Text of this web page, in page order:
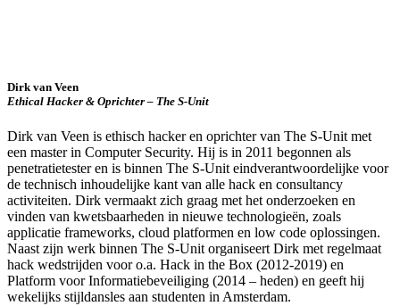
Dirk van Veen
Ethical Hacker & Oprichter – The S-Unit
Dirk van Veen is ethisch hacker en oprichter van The S-Unit met
een master in Computer Security. Hij is in 2011 begonnen als
penetratietester en is binnen The S-Unit eindverantwoordelijke voor
de technisch inhoudelijke kant van alle hack en consultancy
activiteiten. Dirk vermaakt zich graag met het onderzoeken en
vinden van kwetsbaarheden in nieuwe technologieën, zoals
applicatie frameworks, cloud platformen en low code oplossingen.
Naast zijn werk binnen The S-Unit organiseert Dirk met regelmaat
hack wedstrijden voor o.a. Hack in the Box (2012-2019) en
Platform voor Informatiebeveiliging (2014 – heden) en geeft hij
wekelijks stijldansles aan studenten in Amsterdam.